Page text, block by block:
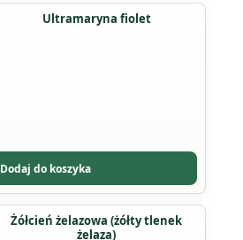
Ultramaryna fiolet
Dodaj do koszyka
Żółcień żelazowa (żółty tlenek
żelaza)